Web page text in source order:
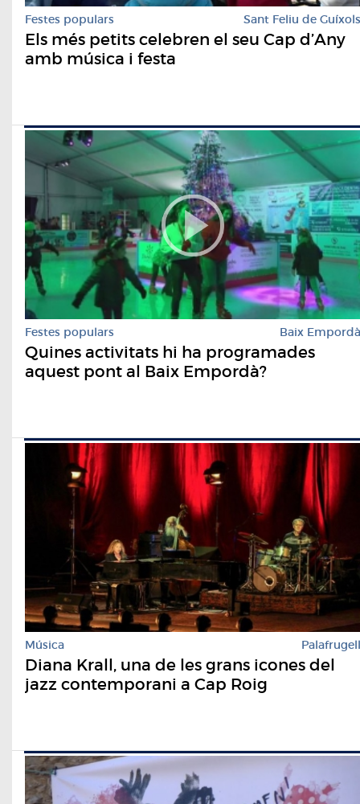
Festes populars Sant Feliu de Guíxols
Els més petits celebren el seu Cap d’Any
amb música i festa
Festes populars Baix Empordà
Quines activitats hi ha programades
aquest pont al Baix Empordà?
Música Palafrugell
Diana Krall, una de les grans icones del
jazz contemporani a Cap Roig